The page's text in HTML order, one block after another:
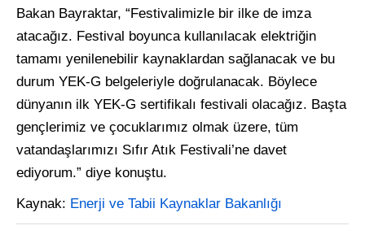
Bakan Bayraktar, “Festivalimizle bir ilke de imza
atacağız. Festival boyunca kullanılacak elektriğin
tamamı yenilenebilir kaynaklardan sağlanacak ve bu
durum YEK-G belgeleriyle doğrulanacak. Böylece
dünyanın ilk YEK-G sertifikalı festivali olacağız. Başta
gençlerimiz ve çocuklarımız olmak üzere, tüm
vatandaşlarımızı Sıfır Atık Festivali’ne davet
ediyorum.” diye konuştu.
Kaynak: Enerji ve Tabii Kaynaklar Bakanlığı